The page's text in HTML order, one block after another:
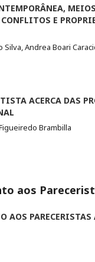
E
Silva, Andrea Boari
ACERCA DAS
Brambilla
aos
AOS PARECERISTAS